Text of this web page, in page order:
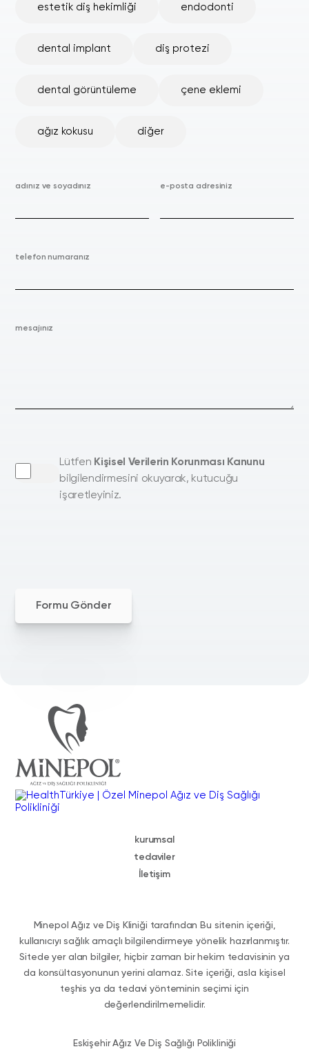
estetik diş hekimliği endodonti
dental implant diş protezi
dental görüntüleme çene eklemi
ağız kokusu diğer
adınız ve soyadınız e-posta adresiniz
telefon numaranız
mesajınız
Lütfen Kişisel Verilerin Korunması Kanunu
bilgilendirmesini okuyarak, kutucuğu
işaretleyiniz.
Formu Gönder
kurumsal
tedaviler
İletişim
Minepol Ağız ve Diş Kliniği tarafından Bu sitenin içeriği,
kullanıcıyı sağlık amaçlı bilgilendirmeye yönelik hazırlanmıştır.
Sitede yer alan bilgiler, hiçbir zaman bir hekim tedavisinin ya
da konsültasyonunun yerini alamaz. Site içeriği, asla kişisel
teşhis ya da tedavi yönteminin seçimi için
değerlendirilmemelidir.
Eskişehir Ağız Ve Diş Sağlığı Polikliniği